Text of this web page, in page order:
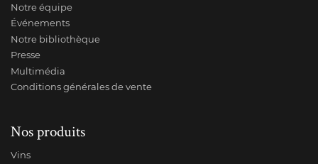
Notre équipe
Événements
Notre bibliothèque
Presse
Multimédia
Conditions générales de vente
Nos produits
Vins